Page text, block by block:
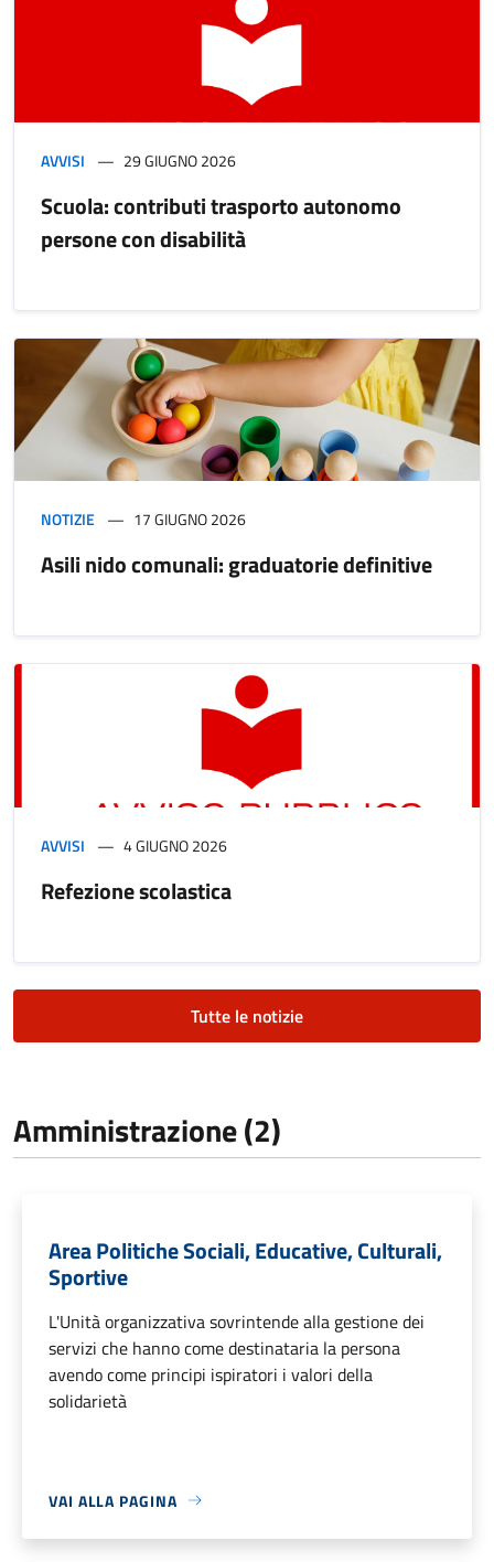
AVVISI 29 GIUGNO 2026
Scuola: contributi trasporto autonomo
persone con disabilità
NOTIZIE 17 GIUGNO 2026
Asili nido comunali: graduatorie definitive
AVVISI 4 GIUGNO 2026
Refezione scolastica
Tutte le notizie
Amministrazione (2)
Area Politiche Sociali, Educative, Culturali,
Sportive
L'Unità organizzativa sovrintende alla gestione dei
servizi che hanno come destinataria la persona
avendo come principi ispiratori i valori della
solidarietà
VAI ALLA PAGINA